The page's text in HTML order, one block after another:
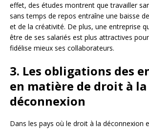
effet, des études montrent que travailler
sans temps de repos entraîne une baisse
et de la créativité. De plus, une entreprise
être de ses salariés est plus attractives
fidélise mieux ses collaborateurs.
3. Les obligations des
en matière de droit à la
déconnexion
Dans les pays où le droit à la déconnexion